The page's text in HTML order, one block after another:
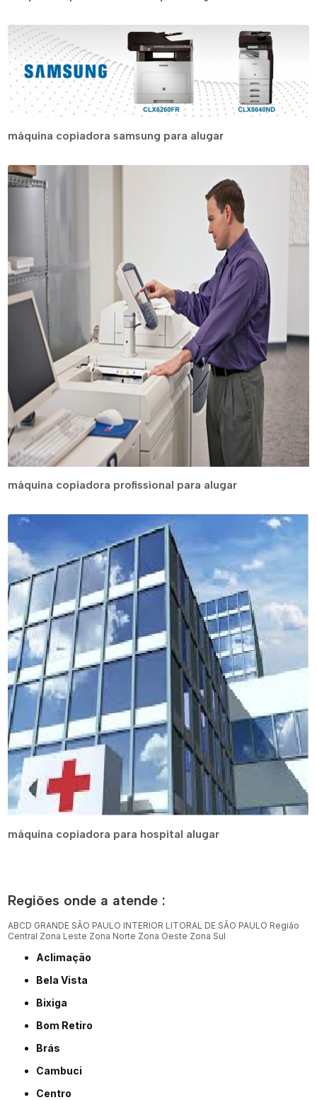
máquina copiadora samsung para alugar
máquina copiadora profissional para alugar
máquina copiadora para hospital alugar
Regiões onde a atende :
ABCD GRANDE SÃO PAULO INTERIOR LITORAL DE SÃO PAULO Região
Central Zona Leste Zona Norte Zona Oeste Zona Sul
Aclimação
Bela Vista
Bixiga
Bom Retiro
Brás
Cambuci
Centro